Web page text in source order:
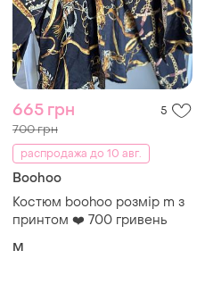
665 грн 5
700 грн
распродажа до 10 авг.
Boohoo
Костюм boohoo розмір m з
принтом ❤️ 700 гривень
M